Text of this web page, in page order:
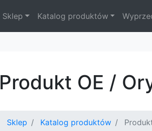
Sklep Katalog produktów
Produkt OE /
Sklep Katalog produktów